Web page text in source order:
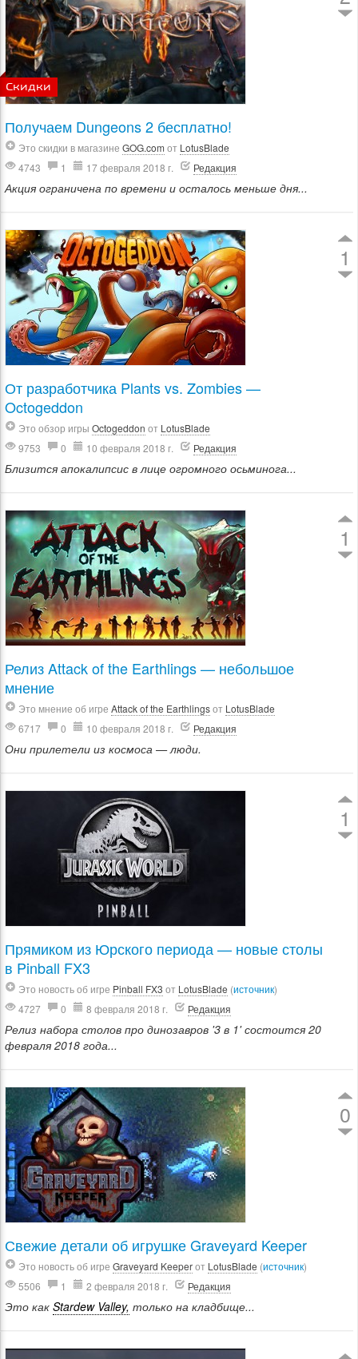
Скидки
Получаем Dungeons 2 бесплатно!
Это скидки в магазине GOG.com от LotusBlade
4743
1 17 февраля 2018 г. Редакция
Акция ограничена по времени и осталось меньше дня...
1
От разработчика Plants vs. Zombies —
Octogeddon
Это обзор игры Octogeddon от LotusBlade
9753
0 10 февраля 2018 г. Редакция
Близится апокалипсис в лице огромного осьминога...
1
Релиз Attack of the Earthlings — небольшое
мнение
Это мнение об игре Attack of the Earthlingsот LotusBlade
6717
0 10 февраля 2018 г. Редакция
Они прилетели из космоса — люди.
1
Прямиком из Юрского периода — новые столы
в Pinball FX3
Это новость об игре Pinball FX3 от LotusBlade (источник)
4727
0 8 февраля 2018 г. Редакция
Релиз набора столов про динозавров '3 в 1' состоится 20
февраля 2018 года...
0
Свежие детали об игрушке Graveyard Keeper
Это новость об игре Graveyard Keeperот LotusBlade (источник)
5506
1 2 февраля 2018 г. Редакция
Это как Stardew Valley, только на кладбище...